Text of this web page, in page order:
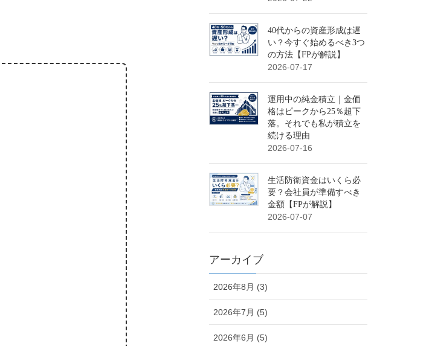
40代からの資産形成は遅
い？今すぐ始めるべき3つ
の方法【FPが解説】
2026-07-17
運用中の純金積立｜金価
格はピークから25％超下
落。それでも私が積立を
続ける理由
2026-07-16
生活防衛資金はいくら必
要？会社員が準備すべき
金額【FPが解説】
2026-07-07
アーカイブ
2026年8月 (3)
2026年7月 (5)
2026年6月 (5)